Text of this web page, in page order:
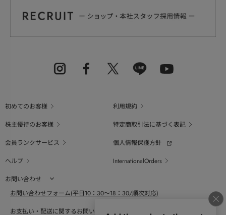
初めてのお客様
利用規約
株主優待のお客様
特定商取引法に基づく表記
会員ランクサービス
個人情報保護方針
ヘルプ
InternationalOrders
お問い合わせ
お問い合わせフォーム(平日10：30～18：30/順次対応)
お支払い・配送に関するお問い合わせ（平日10：30～18：00）